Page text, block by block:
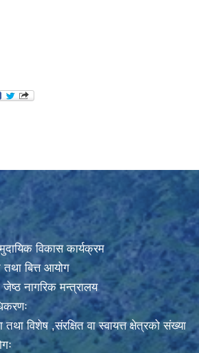
विकास कार्यक्रम
तथा बित्त आयोग
जेष्ठ नागरिक मन्त्रालय
तथा विशेष ,संरक्षित वा स्वायत्त क्षेत्रको संख्या